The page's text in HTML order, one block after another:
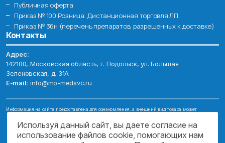
Публичная оферта
Приказ № 100 Розница. Дистанционная торговля ЛП
Приказ № 36н (перечень препаратов, разрешенных к доставке)
Контакты
Адрес:
142100, Московская область, г. Подольск, ул. Большая
Зеленовская, д. 31А
E-mail: info@mo-medsvc.ru
Информация на сайте предоставлена для ознакомления, а внешний вид товара может
Имеются противопоказания, проконсультируйтесь со специалистом!
© 2026. ГОСУДАРСТВЕННОЕ БЮДЖЕТНОЕ УЧРЕЖДЕНИЕ МОСКОВСКОЙ
Используя данный сайт, вы даете согласие на
использование файлов cookie, помогающих нам